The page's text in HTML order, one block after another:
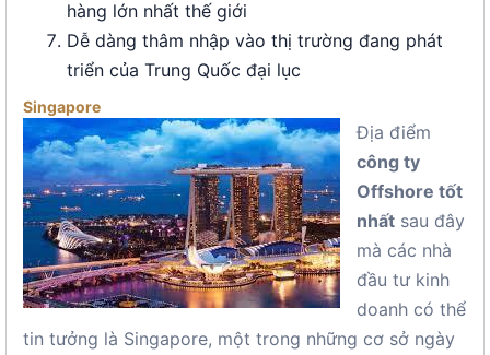
hàng lớn nhất thế giới
Dễ dàng thâm nhập vào thị trường đang phát
triển của Trung Quốc đại lục
Singapore
Địa điểm
công ty
Offshore tốt
nhất sau đây
mà các nhà
đầu tư kinh
doanh có thể
tin tưởng là Singapore, một trong những cơ sở ngày